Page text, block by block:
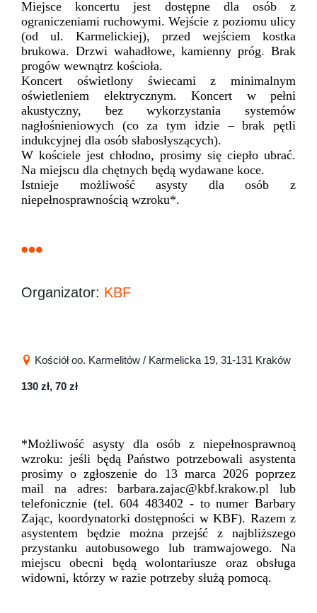
Miejsce koncertu jest dostępne dla osób z
ograniczeniami ruchowymi. Wejście z poziomu ulicy
(od ul. Karmelickiej), przed wejściem kostka
brukowa. Drzwi wahadłowe, kamienny próg. Brak
progów wewnątrz kościoła.
Koncert oświetlony świecami z minimalnym
oświetleniem elektrycznym. Koncert w pełni
akustyczny, bez wykorzystania systemów
nagłośnieniowych (co za tym idzie – brak pętli
indukcyjnej dla osób słabosłyszących).
W kościele jest chłodno, prosimy się ciepło ubrać.
Na miejscu dla chętnych będą wydawane koce.
Istnieje możliwość asysty dla osób z
niepełnosprawnością wzroku*.
Organizator: KBF
Kościół oo. Karmelitów / Karmelicka 19, 31-131 Kraków
130 zł, 70 zł
*Możliwość asysty dla osób z niepełnosprawnoą
wzroku: jeśli będą Państwo potrzebowali asystenta
prosimy o zgłoszenie do 13 marca 2026 poprzez
mail na adres: barbara.zajac@kbf.krakow.pl lub
telefonicznie (tel. 604 483402 - to numer Barbary
Zając, koordynatorki dostępności w KBF). Razem z
asystentem będzie można przejść z najbliższego
przystanku autobusowego lub tramwajowego. Na
miejscu obecni będą wolontariusze oraz obsługa
widowni, którzy w razie potrzeby służą pomocą.